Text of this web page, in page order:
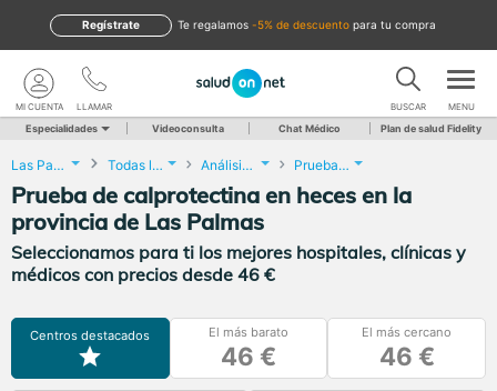
te regalamos -5% de descuento para tu compra
Regístrate
LLAMAR
MI CUENTA BUSCAR MENU
Especialidades Videoconsulta Chat Médico Plan de salud Fidelity
Las Palmas Todas las localidades Análisis Clínicos Prueba de calprotectina en heces
Prueba de calprotectina en heces en la
provincia de Las Palmas
Seleccionamos para ti los mejores hospitales, clínicas y
médicos con precios desde 46 €
Centros destacados El más barato
46 €
El más cercano
46 €